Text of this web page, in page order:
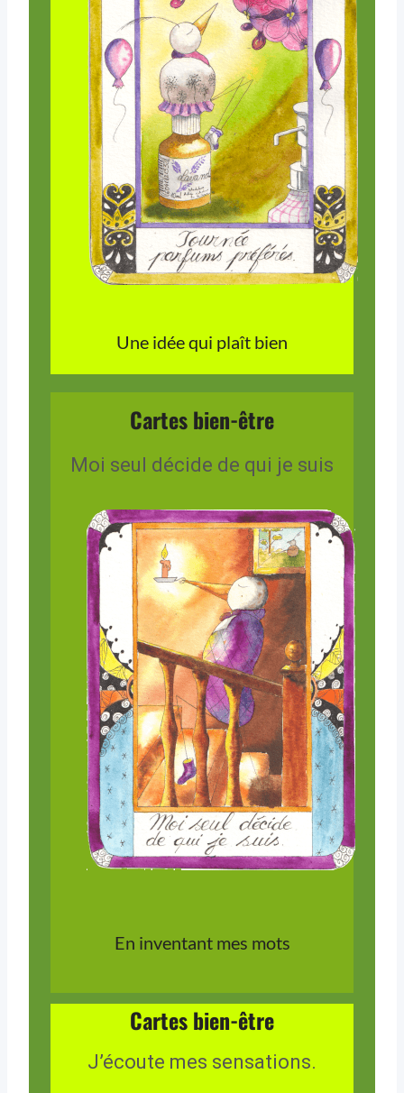
Une idée qui plaît bien
Cartes bien-être
Moi seul décide de qui je suis
En inventant mes mots
Cartes bien-être
J’écoute mes sensations.